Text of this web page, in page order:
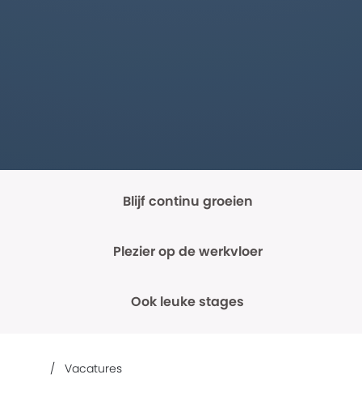
Blijf continu groeien
Plezier op de werkvloer
Ook leuke stages
Vacatures